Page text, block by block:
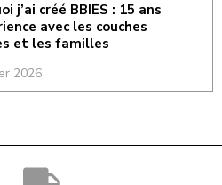
j’ai créé BBIES : 15 ans
avec les couches
et les familles
2026